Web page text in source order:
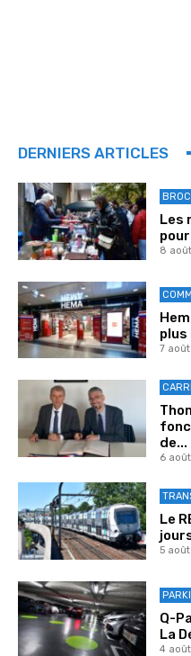
DERNIERS ARTICLES
Les
8
plus
7
de...
6
Le
5
Q-
La
4